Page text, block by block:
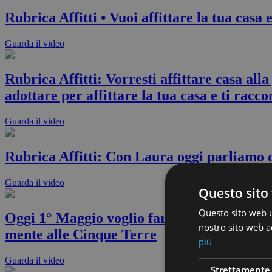
Rubrica Affitti • Vuoi affittare la tua casa
Guarda il video
Rubrica Affitti: Vorresti affittare casa
adottare per affittare la tua casa e ti
Guarda il video
Rubrica Affitti: Con Laura oggi
Guarda il video
Oggi 1° Maggio voglio farti un regalo: Ti
mente alle Cinque Terre
Guarda il video
Questo
Questo sito web
nostro sito web
più
Strettamente